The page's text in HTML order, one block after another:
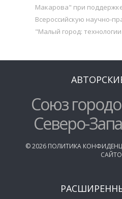
Макарова" при
Всероссийскую научно-
"Малый город:
Союз
Северо-
©2026 ПОЛИТИКА